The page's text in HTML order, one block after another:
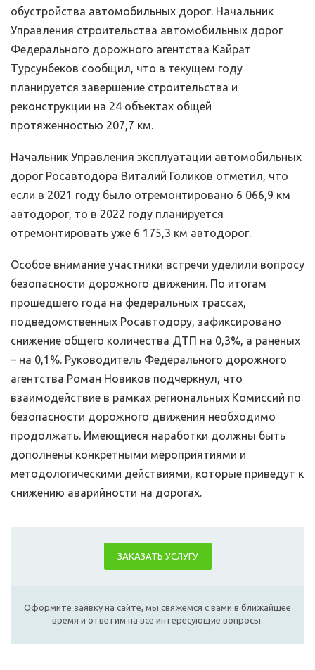
обустройства автомобильных дорог. Начальник
Управления строительства автомобильных дорог
Федерального дорожного агентства Кайрат
Турсунбеков сообщил, что в текущем году
планируется завершение строительства и
реконструкции на 24 объектах общей
протяженностью 207,7 км.
Начальник Управления эксплуатации автомобильных
дорог Росавтодора Виталий Голиков отметил, что
если в 2021 году было отремонтировано 6 066,9 км
автодорог, то в 2022 году планируется
отремонтировать уже 6 175,3 км автодорог.
Особое внимание участники встречи уделили вопросу
безопасности дорожного движения. По итогам
прошедшего года на федеральных трассах,
подведомственных Росавтодору, зафиксировано
снижение общего количества ДТП на 0,3%, а раненых
– на 0,1%. Руководитель Федерального дорожного
агентства Роман Новиков подчеркнул, что
взаимодействие в рамках региональных Комиссий по
безопасности дорожного движения необходимо
продолжать. Имеющиеся наработки должны быть
дополнены конкретными мероприятиями и
методологическими действиями, которые приведут к
снижению аварийности на дорогах.
ЗАКАЗАТЬ УСЛУГУ
Оформите заявку на сайте, мы свяжемся с вами в ближайшее
время и ответим на все интересующие вопросы.